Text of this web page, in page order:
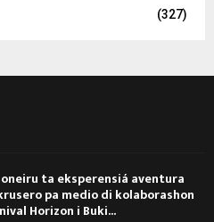
(327)
ta eksperensiá aventura
pa medio di kolaborashon
Horizon i Buki...